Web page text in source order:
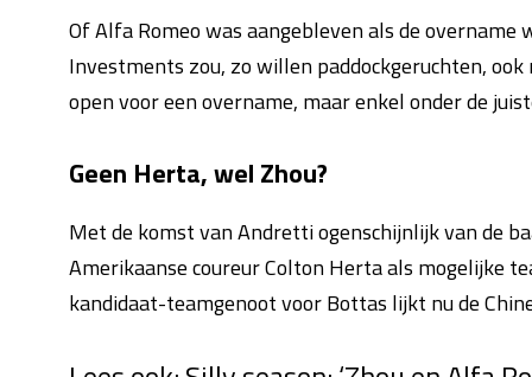
Of Alfa Romeo was aangebleven als de
Investments zou, zo willen paddockgeruchten,
open voor een overname, maar enkel onder de
Geen Herta, wel Zhou?
Met de komst van Andretti ogenschijnlijk van de
Amerikaanse coureur Colton Herta als mogelijke
kandidaat-teamgenoot voor Bottas lijkt nu de